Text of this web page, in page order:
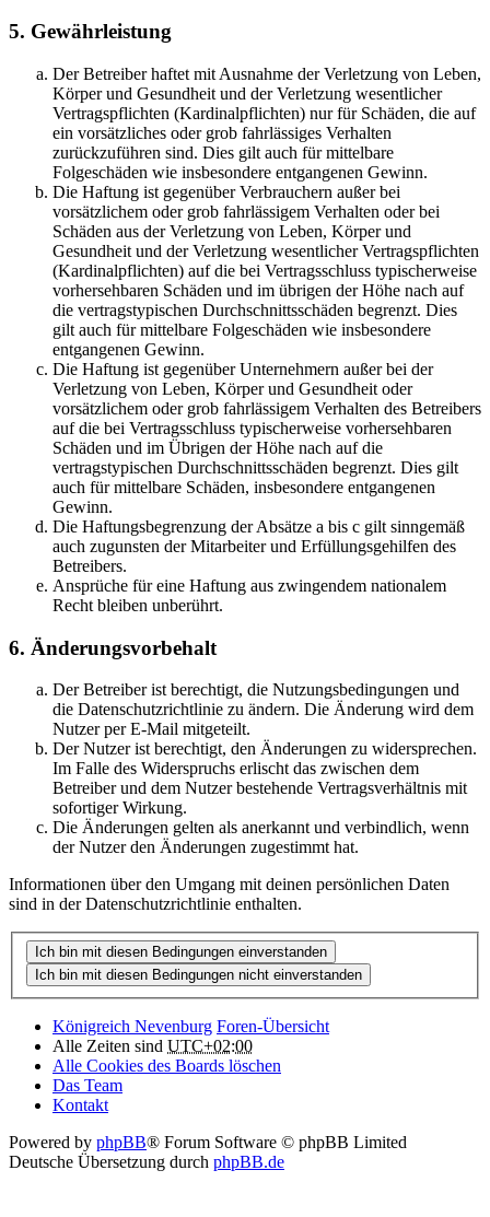
5. Gewährleistung
Der Betreiber haftet mit Ausnahme der Verletzung von Leben,
Körper und Gesundheit und der Verletzung wesentlicher
Vertragspflichten (Kardinalpflichten) nur für Schäden, die auf
ein vorsätzliches oder grob fahrlässiges Verhalten
zurückzuführen sind. Dies gilt auch für mittelbare
Folgeschäden wie insbesondere entgangenen Gewinn.
Die Haftung ist gegenüber Verbrauchern außer bei
vorsätzlichem oder grob fahrlässigem Verhalten oder bei
Schäden aus der Verletzung von Leben, Körper und
Gesundheit und der Verletzung wesentlicher Vertragspflichten
(Kardinalpflichten) auf die bei Vertragsschluss typischerweise
vorhersehbaren Schäden und im übrigen der Höhe nach auf
die vertragstypischen Durchschnittsschäden begrenzt. Dies
gilt auch für mittelbare Folgeschäden wie insbesondere
entgangenen Gewinn.
Die Haftung ist gegenüber Unternehmern außer bei der
Verletzung von Leben, Körper und Gesundheit oder
vorsätzlichem oder grob fahrlässigem Verhalten des Betreibers
auf die bei Vertragsschluss typischerweise vorhersehbaren
Schäden und im Übrigen der Höhe nach auf die
vertragstypischen Durchschnittsschäden begrenzt. Dies gilt
auch für mittelbare Schäden, insbesondere entgangenen
Gewinn.
Die Haftungsbegrenzung der Absätze a bis c gilt sinngemäß
auch zugunsten der Mitarbeiter und Erfüllungsgehilfen des
Betreibers.
Ansprüche für eine Haftung aus zwingendem nationalem
Recht bleiben unberührt.
6. Änderungsvorbehalt
Der Betreiber ist berechtigt, die Nutzungsbedingungen und
die Datenschutzrichtlinie zu ändern. Die Änderung wird dem
Nutzer per E-Mail mitgeteilt.
Der Nutzer ist berechtigt, den Änderungen zu widersprechen.
Im Falle des Widerspruchs erlischt das zwischen dem
Betreiber und dem Nutzer bestehende Vertragsverhältnis mit
sofortiger Wirkung.
Die Änderungen gelten als anerkannt und verbindlich, wenn
der Nutzer den Änderungen zugestimmt hat.
Informationen über den Umgang mit deinen persönlichen Daten
sind in der Datenschutzrichtlinie enthalten.
Königreich Nevenburg Foren-Übersicht
Alle Zeiten sind UTC+02:00
Alle Cookies des Boards löschen
Das Team
Kontakt
Powered by phpBB® Forum Software © phpBB Limited
Deutsche Übersetzung durch phpBB.de